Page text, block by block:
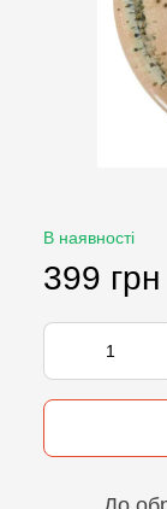
В наявності
399 грн